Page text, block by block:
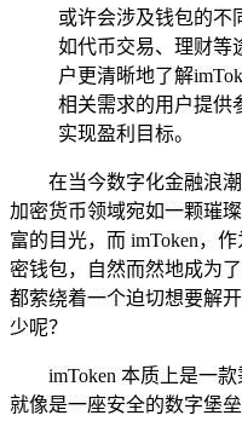
或许会涉及钱包的不
如代币交易、理财等
户更清晰地了解
相关需求的用户提供
实现盈利目标。
在当今数字化金融浪
加密货币领域宛如一颗璀
富的目光，而 imToken，
密钱包，自然而然地成为
都萦绕着一个迫切想要解
少呢？
imToken 本质上是一
就像是一座安全的数字堡